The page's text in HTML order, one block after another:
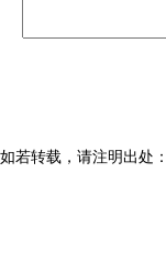
如若转载，请注明出处